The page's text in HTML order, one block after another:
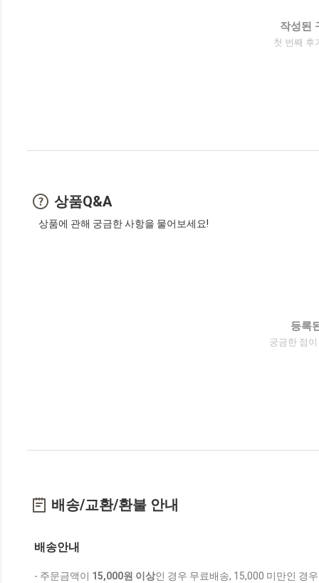
작성된
첫 번째 후
상품Q&A
상품에 관해 궁금한 사항을 물어보세요!
등록
궁금한 점
배송/교환/환불 안내
배송안내
- 주문금액이 15,000원 이상인 경우 무료배송, 15,000 미만인 경